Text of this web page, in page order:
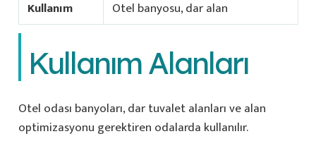
Kullanım
Otel banyosu, dar alan
Kullanım Alanları
Otel odası banyoları, dar tuvalet alanları ve alan
optimizasyonu gerektiren odalarda kullanılır.